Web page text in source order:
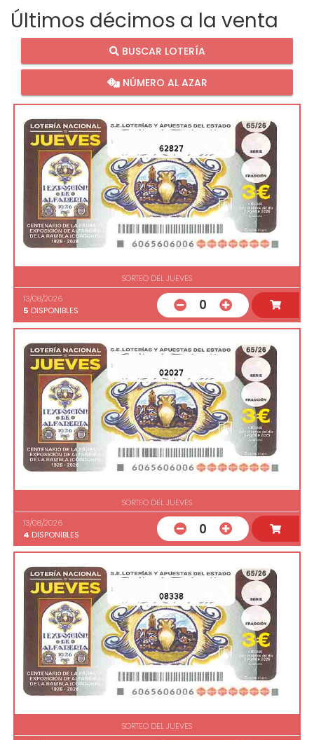
Últimos décimos a la venta
BUSCAR LOTERÍA
NÚMERO AL AZAR
62827
SORTEO DEL JUEVES
13/08/2026
5 DISPONIBLES 0
02027
SORTEO DEL JUEVES
13/08/2026
4 DISPONIBLES 0
08338
SORTEO DEL JUEVES